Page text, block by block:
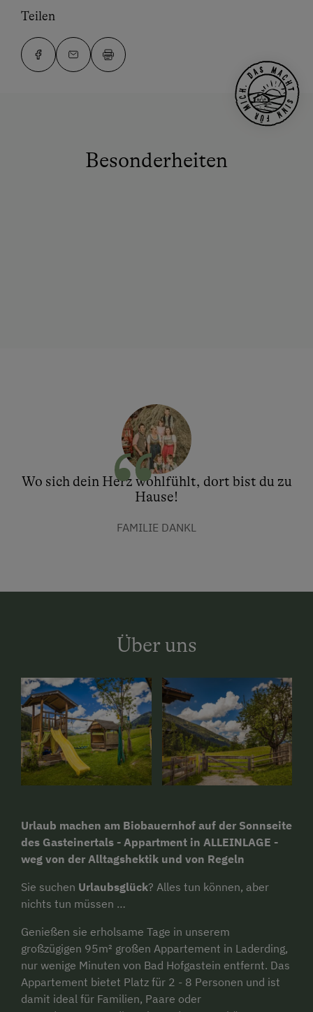
Teilen
Besonderheiten
Wo sich dein Herz wohlfühlt, dort bist du zu
Hause!
FAMILIE DANKL
Über uns
Urlaub machen am Biobauernhof auf der Sonnseite
des Gasteinertals - Appartment in ALLEINLAGE -
weg von der Alltagshektik und von Regeln
Sie suchen Urlaubsglück? Alles tun können, aber
nichts tun müssen …
Genießen sie erholsame Tage in unserem
großzügigen 95m² großen Appartement in Laderding,
nur wenige Minuten von Bad Hofgastein entfernt. Das
Appartement bietet Platz für 2 - 8 Personen und ist
damit ideal für Familien, Paare oder